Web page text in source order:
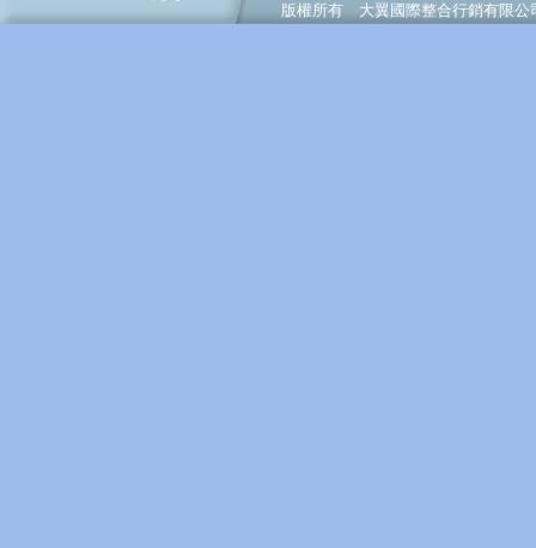
版權所有 大翼國際整合行銷有限公